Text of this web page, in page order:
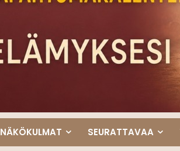
NÄKÖKULMAT SEURATTAVAA